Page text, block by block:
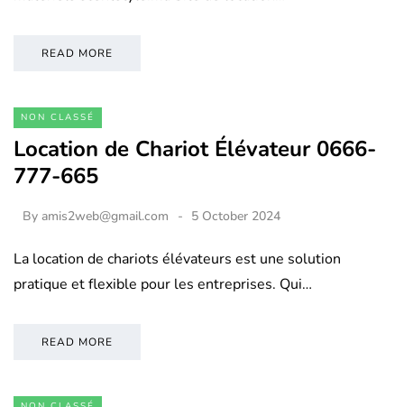
READ MORE
NON CLASSÉ
Location de Chariot Élévateur 0666-
777-665
By amis2web@gmail.com 5 October 2024
La location de chariots élévateurs est une solution
pratique et flexible pour les entreprises. Qui…
READ MORE